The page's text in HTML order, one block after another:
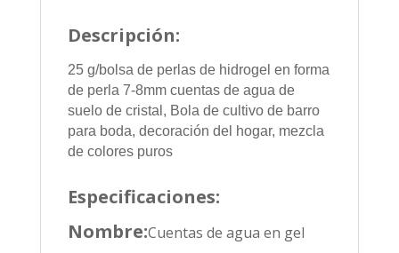
Descripción:
25 g/bolsa de perlas de hidrogel en forma
de perla 7-8mm cuentas de agua de
suelo de cristal, Bola de cultivo de barro
para boda, decoración del hogar, mezcla
de colores puros
Especificaciones:
Nombre:Cuentas de agua en gel